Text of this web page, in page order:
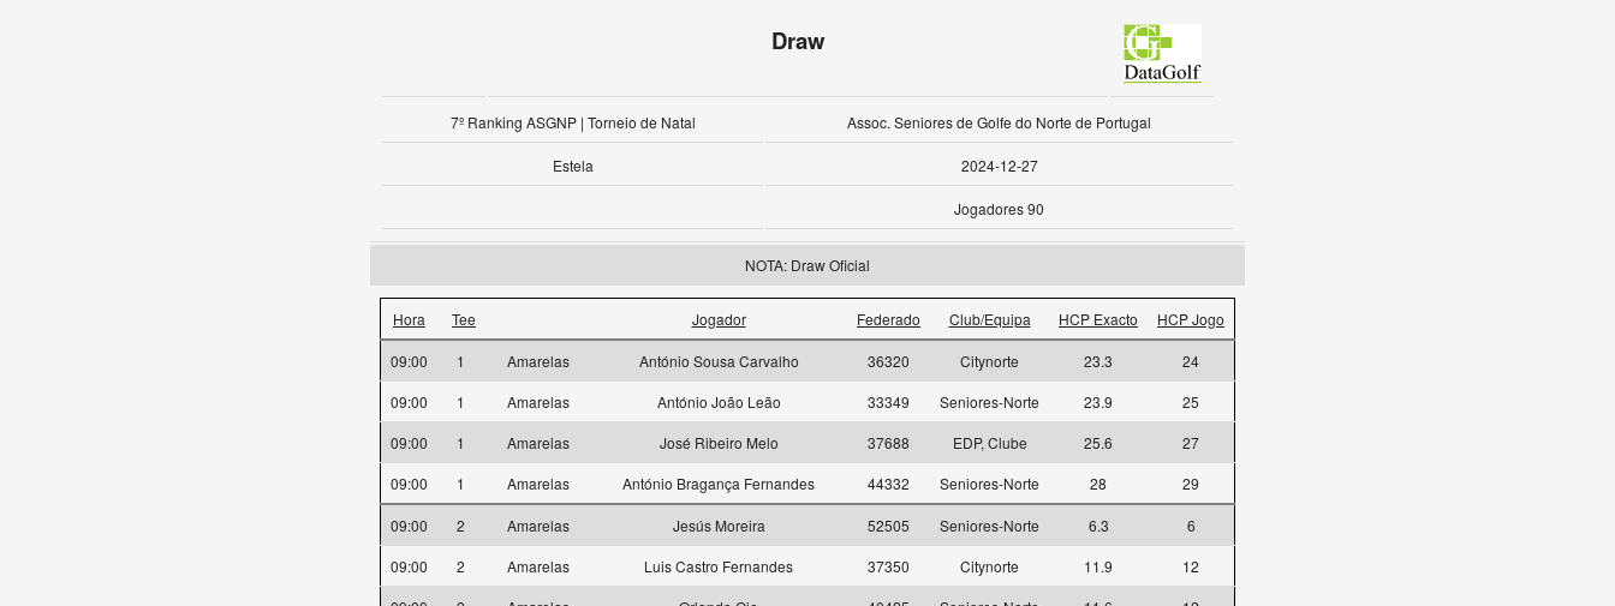
Draw
7º Ranking ASGNP | Torneio de Natal Assoc. Seniores de Golfe do Norte de Portugal
Estela 2024-12-27
Jogadores 90
NOTA: Draw Oficial
Hora Tee Jogador Federado Club/Equipa HCP Exacto HCP Jogo
09:00 1 Amarelas António Sousa Carvalho 36320 Citynorte 23.3
24
09:00
1 Amarelas António João Leão 33349 Seniores-Norte 23.9
25
09:00
1 Amarelas José Ribeiro Melo 37688 EDP, Clube 25.6
27
09:00
1 Amarelas António Bragança Fernandes 44332 Seniores-Norte 28 29
09:00 2 Amarelas Jesús Moreira 52505 Seniores-Norte 6.3
6
09:00
2 Amarelas Luis Castro Fernandes 37350 Citynorte 11.9
12